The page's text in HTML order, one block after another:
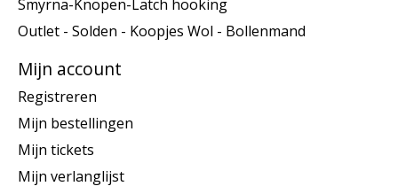
Smyrna-Knopen-Latch hooking
Outlet - Solden - Koopjes Wol - Bollenmand
Mijn account
Registreren
Mijn bestellingen
Mijn tickets
Mijn verlanglijst